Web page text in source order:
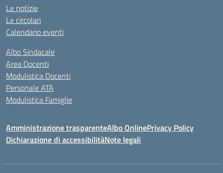
Le notizie
Le circolari
Calendario eventi
Albo Sindacale
Area Docenti
Modulistica Docenti
Personale ATA
Modulistica Famiglie
Amministrazione trasparenteAlbo OnlinePrivacy Policy
Dichiarazione di accessibilitàNote legali